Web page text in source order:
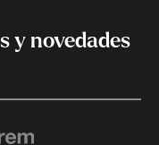
y novedades